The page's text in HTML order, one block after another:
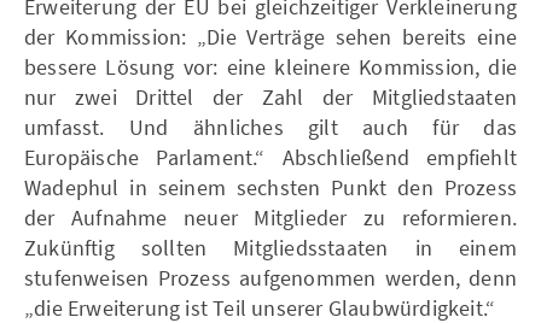
Erweiterung der EU bei gleichzeitiger Verkleinerung
der Kommission: „Die Verträge sehen bereits eine
bessere Lösung vor: eine kleinere Kommission, die
nur zwei Drittel der Zahl der Mitgliedstaaten
umfasst. Und ähnliches gilt auch für das
Europäische Parlament.“ Abschließend empfiehlt
Wadephul in seinem sechsten Punkt den Prozess
der Aufnahme neuer Mitglieder zu reformieren.
Zukünftig sollten Mitgliedsstaaten in einem
stufenweisen Prozess aufgenommen werden, denn
„die Erweiterung ist Teil unserer Glaubwürdigkeit.“